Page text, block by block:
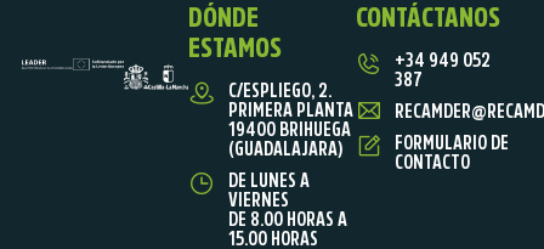
DÓNDE
ESTAMOS
C/ESPLIEGO, 2.
PRIMERA PLANTA
19400 BRIHUEGA
(GUADALAJARA)
DE LUNES A
VIERNES
DE 8.00 HORAS A
15.00 HORAS
CONTÁCTANOS
+34 949 052
387
FORMULARIO DE
CONTACTO